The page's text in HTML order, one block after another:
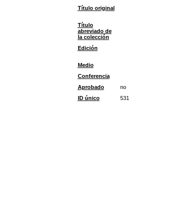
Título original
Título
abreviado de
la colección
Edición
Medio
Conferencia
Aprobado
no
ID único
531